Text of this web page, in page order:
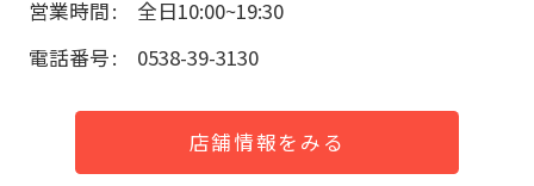
営業時間
全日10:00~19:30
電話番号
0538-39-3130
店舗情報をみる